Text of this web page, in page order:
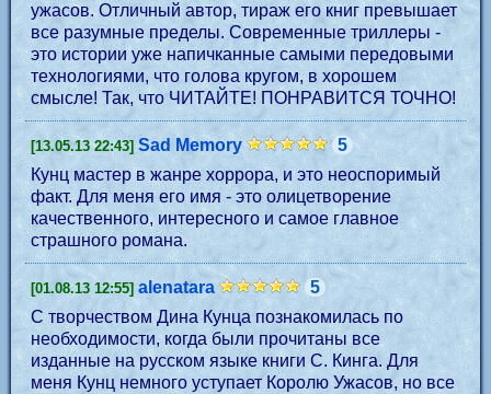
ужасов. Отличный автор, тираж его книг превышает
все разумные пределы. Современные триллеры -
это истории уже напичканные самыми передовыми
технологиями, что голова кругом, в хорошем
смысле! Так, что ЧИТАЙТЕ! ПОНРАВИТСЯ ТОЧНО!
[13.05.13 22:43] Sad Memory
5
Кунц мастер в жанре хоррора, и это неоспоримый
факт. Для меня его имя - это олицетворение
качественного, интересного и самое главное
страшного романа.
[01.08.13 12:55] alenatara
5
С творчеством Дина Кунца познакомилась по
необходимости, когда были прочитаны все
изданные на русском языке книги С. Кинга. Для
меня Кунц немного уступает Королю Ужасов, но все